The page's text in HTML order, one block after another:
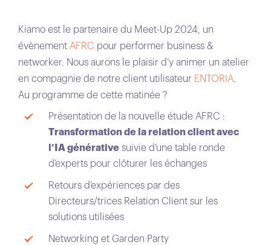
Kiamo est le partenaire du Meet-Up 2024, un
évènement AFRC pour performer business &
networker. Nous aurons le plaisir d’y animer un atelier
en compagnie de notre client utilisateur ENTORIA.
Au programme de cette matinée ?
Présentation de la nouvelle étude AFRC :
Transformation de la relation client avec
l’IA générative suivie d’une table ronde
d’experts pour clôturer les échanges
Retours d’expériences par des
Directeurs/trices Relation Client sur les
solutions utilisées
Networking et Garden Party